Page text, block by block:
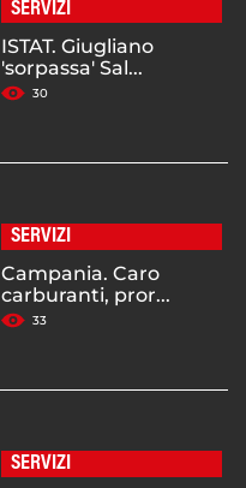
SERVIZI
ISTAT. Giugliano
'sorpassa' Sal...
30
SERVIZI
Campania. Caro
carburanti, pror...
33
SERVIZI